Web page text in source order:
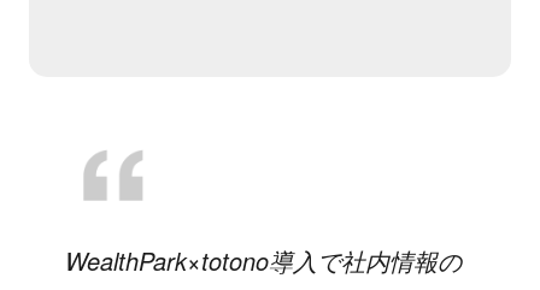
WealthPark×totono導入で社内情報の